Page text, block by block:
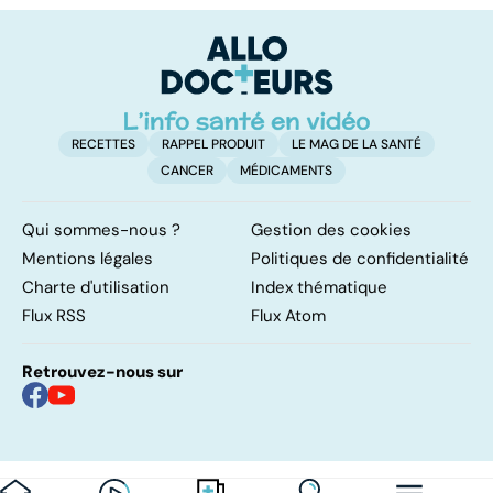
neurologique
incurable
RECETTES RAPPEL PRODUIT
LE MAG DE LA SANTÉ
CANCER
MÉDICAMENTS
Qui sommes-nous ?
Gestion des cookies
Mentions légales
Politiques de confidentialité
Charte d'utilisation
Index thématique
Flux RSS
Flux Atom
Retrouvez-nous sur